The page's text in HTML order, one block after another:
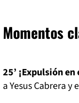
Momentos
25’ ¡Expulsión
a Yesus Cabrera